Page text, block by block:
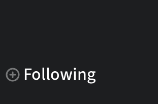
Following